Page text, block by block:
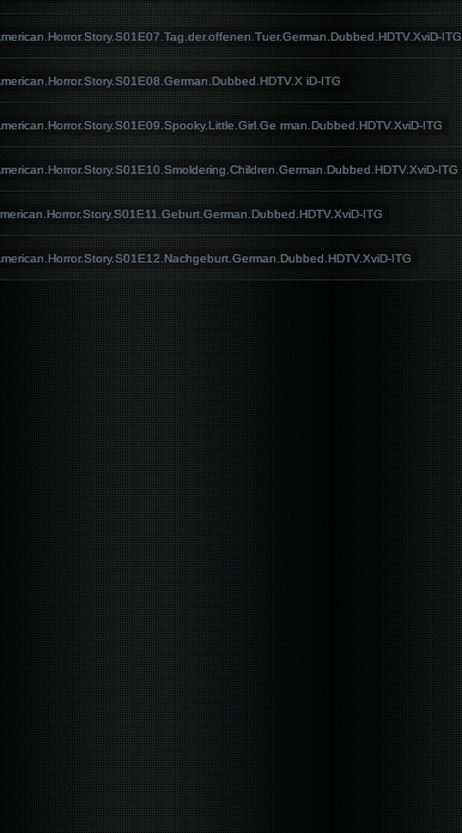
ITG
iD-ITG
rman.Dubbed.HDTV.XviD-ITG
ITG
ITG
ITG